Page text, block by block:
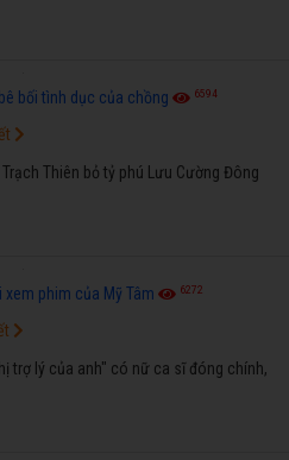
bối tình dục của chồng 6594
Thiên bỏ tỷ phú Lưu Cường Đông
phim của Mỹ Tâm 6272
trợ lý của anh" có nữ ca sĩ đóng chính,